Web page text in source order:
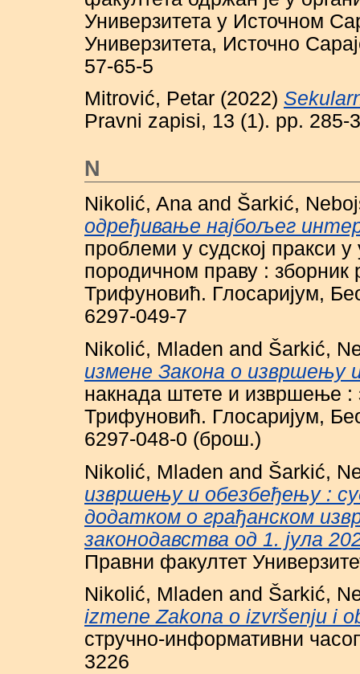
Универзитета у Источном
Универзитета, Источно
57-65-5
Mitrović, Petar (2022)
Pravni zapisi, 13 (1). pp. 285-
N
Nikolić, Ana and Šarkić,
одређивање најбољег
проблеми у судској пракси
породичном праву : зборник
Трифуновић. Глосаријум,
6297-049-7
Nikolić, Mladen and Šarkić,
измене Закона о извршењу
накнада штете и извршење :
Трифуновић. Глосаријум,
6297-048-0 (брош.)
Nikolić, Mladen and Šarkić,
извршењу и обезбеђењу :
додатком о грађанском
законодавства од 1. јула
Правни факултет
Nikolić, Mladen and Šarkić,
izmene Zakona o izvršenju i
стручно-информативни
3226